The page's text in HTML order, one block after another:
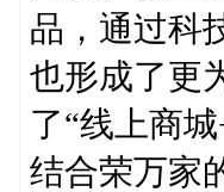
品，通过科
也形成了更
了“线上商
结合荣万家